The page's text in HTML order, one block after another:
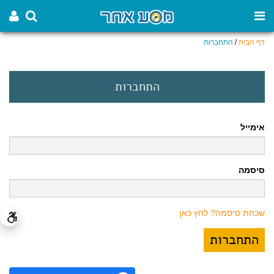
דף הבית/ התחברות
התחברות
אימייל
סיסמה
שכחת סיסמה? לחץ כאן